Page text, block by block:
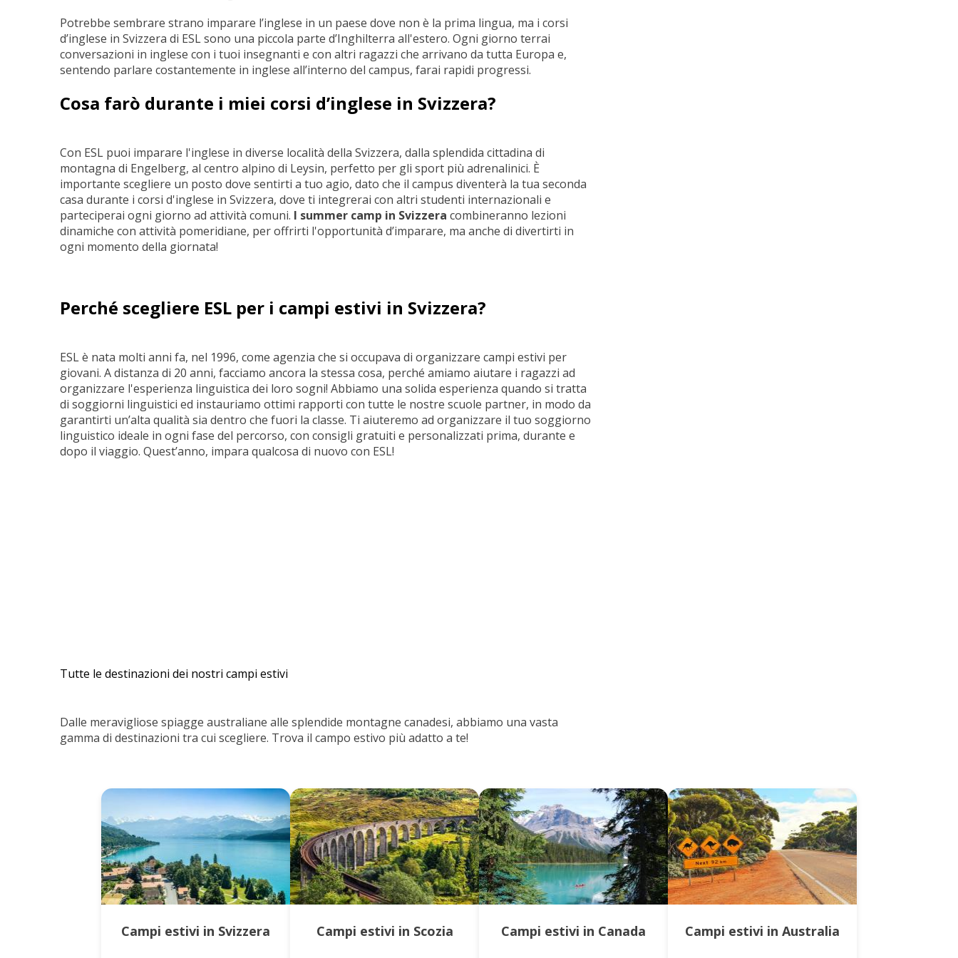
Potrebbe sembrare strano imparare l’inglese in un paese dove non è la prima lingua, ma i corsi
d’inglese in Svizzera di ESL sono una piccola parte d’Inghilterra all'estero. Ogni giorno terrai
conversazioni in inglese con i tuoi insegnanti e con altri ragazzi che arrivano da tutta Europa e,
sentendo parlare costantemente in inglese all’interno del campus, farai rapidi progressi.
Cosa farò durante i miei corsi d’inglese in Svizzera?
Con ESL puoi imparare l'inglese in diverse località della Svizzera, dalla splendida cittadina di
montagna di Engelberg, al centro alpino di Leysin, perfetto per gli sport più adrenalinici. È
importante scegliere un posto dove sentirti a tuo agio, dato che il campus diventerà la tua seconda
casa durante i corsi d'inglese in Svizzera, dove ti integrerai con altri studenti internazionali e
parteciperai ogni giorno ad attività comuni. I summer camp in Svizzera combineranno lezioni
dinamiche con attività pomeridiane, per offrirti l'opportunità d’imparare, ma anche di divertirti in
ogni momento della giornata!
Perché scegliere ESL per i campi estivi in Svizzera?
ESL è nata molti anni fa, nel 1996, come agenzia che si occupava di organizzare campi estivi per
giovani. A distanza di 20 anni, facciamo ancora la stessa cosa, perché amiamo aiutare i ragazzi ad
organizzare l'esperienza linguistica dei loro sogni! Abbiamo una solida esperienza quando si tratta
di soggiorni linguistici ed instauriamo ottimi rapporti con tutte le nostre scuole partner, in modo da
garantirti un’alta qualità sia dentro che fuori la classe. Ti aiuteremo ad organizzare il tuo soggiorno
linguistico ideale in ogni fase del percorso, con consigli gratuiti e personalizzati prima, durante e
dopo il viaggio. Quest’anno, impara qualcosa di nuovo con ESL!
Tutte le destinazioni dei nostri campi estivi
Dalle meravigliose spiagge australiane alle splendide montagne canadesi, abbiamo una vasta
gamma di destinazioni tra cui scegliere. Trova il campo estivo più adatto a te!
Campi estivi in Svizzera Campi estivi in Scozia Campi estivi in Canada Campi estivi in Australia